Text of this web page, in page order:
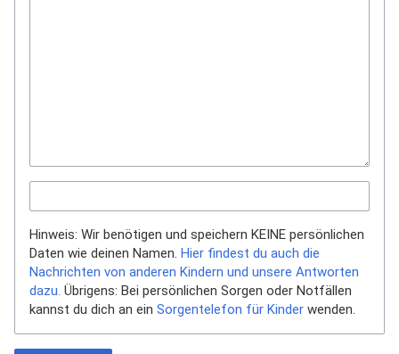
Hinweis: Wir benötigen und speichern KEINE persönlichen
Daten wie deinen Namen. Hier findest du auch die
Nachrichten von anderen Kindern und unsere Antworten
dazu. Übrigens: Bei persönlichen Sorgen oder Notfällen
kannst du dich an ein Sorgentelefon für Kinder wenden.